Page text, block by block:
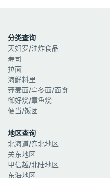
分类查询
天妇罗/油炸食品
寿司
拉面
海鲜料里
荞麦面/乌冬面/面食
御好烧/章鱼烧
便当/饭团
地区查询
北海道/东北地区
关东地区
甲信越/北陆地区
东海地区